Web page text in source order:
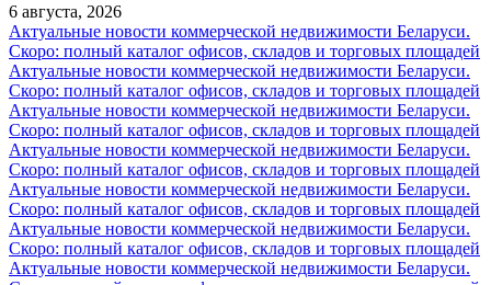
6 августа, 2026
Актуальные новости коммерческой недвижимости Беларуси.
Скоро: полный каталог офисов, складов и торговых площадей
Актуальные новости коммерческой недвижимости Беларуси.
Скоро: полный каталог офисов, складов и торговых площадей
Актуальные новости коммерческой недвижимости Беларуси.
Скоро: полный каталог офисов, складов и торговых площадей
Актуальные новости коммерческой недвижимости Беларуси.
Скоро: полный каталог офисов, складов и торговых площадей
Актуальные новости коммерческой недвижимости Беларуси.
Скоро: полный каталог офисов, складов и торговых площадей
Актуальные новости коммерческой недвижимости Беларуси.
Скоро: полный каталог офисов, складов и торговых площадей
Актуальные новости коммерческой недвижимости Беларуси.